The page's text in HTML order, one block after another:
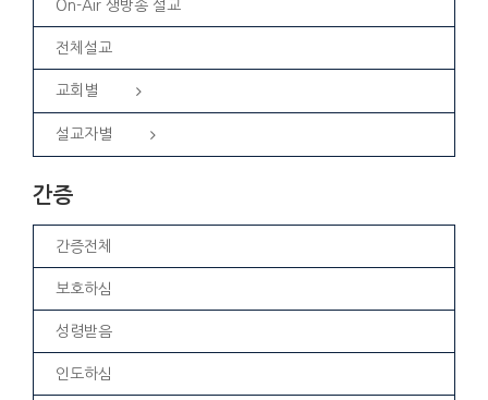
On-Air 생방송 설교
전체설교
교회별
설교자별
간증
간증전체
보호하심
성령받음
인도하심